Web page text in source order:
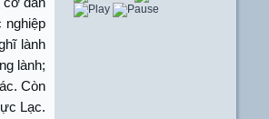
nghiệp
lành
lành;
Còn
Lạc.